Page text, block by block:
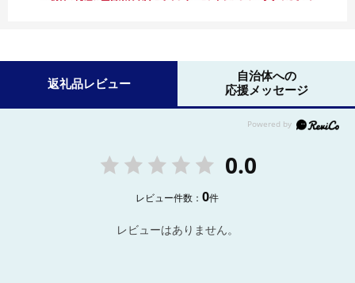
返礼品レビュー
自治体への
応援メッセージ
0.0
レビュー件数：0件
レビューはありません。